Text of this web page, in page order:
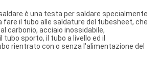
è una testa per saldare specialmente
fare il tubo alle saldature del tubesheet, che
carbonio, acciaio inossidabile,
sporto, il tubo a livello ed il
rientrato con o senza l'alimentazione del